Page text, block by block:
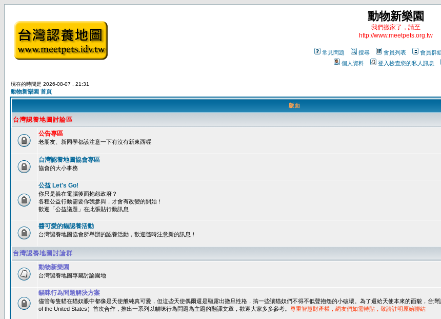
動物新樂園
我們搬家了，請至
http://www.meetpets.org.tw
常見問題 搜尋 會員列表 會員群
個人資料
登入檢查您的私人訊息
現在的時間是 2026-08-07 , 21:31
動物新樂園 首頁
版面
台灣認養地圖討論區
公告專區
老朋友、新同學都該注意一下有沒有新東西喔
台灣認養地圖協會專區
協會的大小事務
公益 Let's Go!
你只是躲在電腦後面抱怨政府？
各種公益行動需要你我參與，才會有改變的開始！
歡迎「公益議題」在此張貼行動訊息
醬可愛的貓認養活動
台灣認養地圖協會所舉辦的認養活動，歡迎隨時注意新的訊息！
台灣認養地圖討論群
動物新樂園
台灣認養地圖專屬討論園地
貓咪行為問題解決方案
儘管每隻貓在貓奴眼中都像是天使般純真可愛，但這些天使偶爾還是顯露出撒旦性格，搞一些讓貓奴們不得不低聲抱怨的小破壞。為了還給天使本來的面貌，台
of the United States）首次合作，推出一系列以貓咪行為問題為主題的翻譯文章，歡迎大家多多參考。 尊重智慧財產權，網友們如需轉貼，敬請註明原始聯結